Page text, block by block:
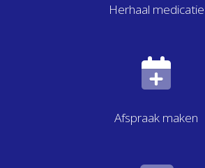
Herhaal medicatie
Afspraak maken